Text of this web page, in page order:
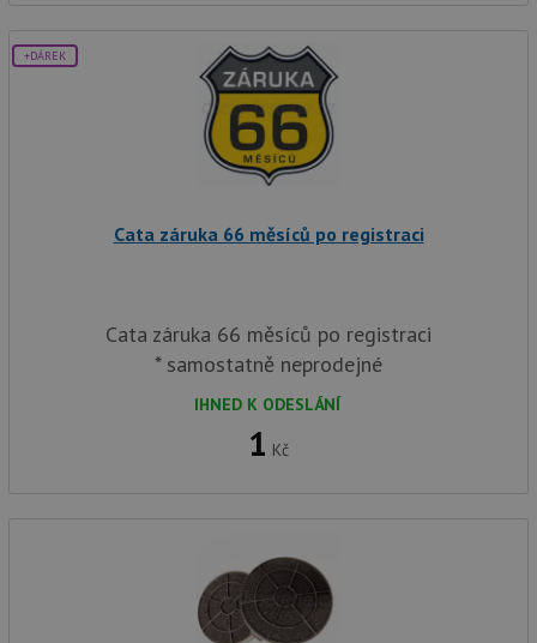
+DÁREK
Cata záruka 66 měsíců po registraci
Cata záruka 66 měsíců po registraci
* samostatně neprodejné
IHNED K ODESLÁNÍ
1 Kč